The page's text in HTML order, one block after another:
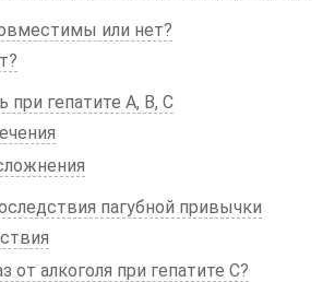
или нет?
гепатите A, B, C
пагубной привычки
от алкоголя при гепатите С?